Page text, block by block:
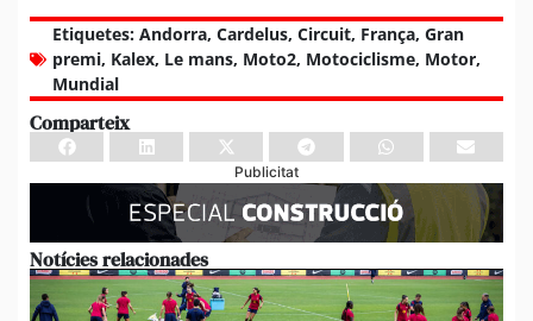
Etiquetes: Andorra, Cardelus, Circuit, França, Gran
premi, Kalex, Le mans, Moto2, Motociclisme, Motor,
Mundial
Comparteix
Publicitat
Notícies relacionades